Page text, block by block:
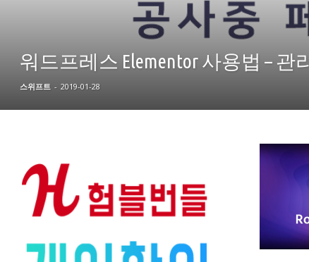
워드프레스 Elementor 사용법 –
스위프트 - 2019-01-28